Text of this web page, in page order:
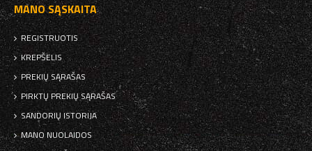
MANO SĄSKAITA
REGISTRUOTIS
KREPŠELIS
PREKIŲ SĄRAŠAS
PIRKTŲ PREKIŲ SĄRAŠAS
SANDORIŲ ISTORIJA
MANO NUOLAIDOS